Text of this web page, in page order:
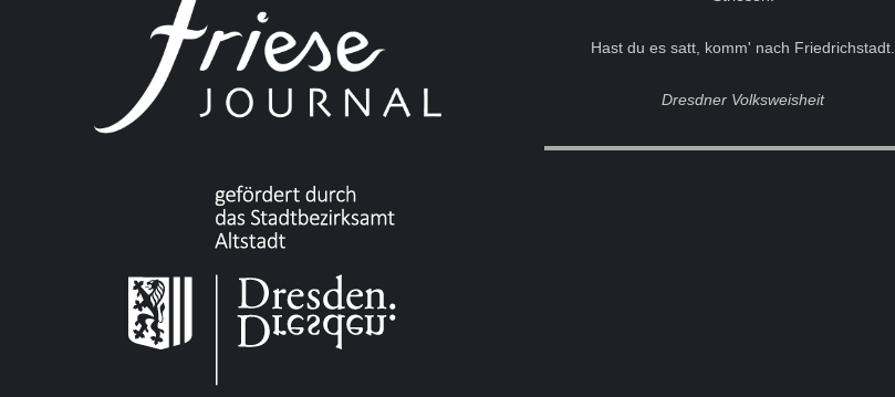
Hast du es satt, komm' nach Friedrichstadt.
Dresdner Volksweisheit